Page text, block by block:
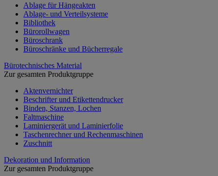
Ablage für Hängeakten
Ablage- und Verteilsysteme
Bibliothek
Bürorollwagen
Büroschrank
Büroschränke und Bücherregale
Bürotechnisches Material
Zur gesamten Produktgruppe
Aktenvernichter
Beschrifter und Etikettendrucker
Binden, Stanzen, Lochen
Faltmaschine
Laminiergerät und Laminierfolie
Taschenrechner und Rechenmaschinen
Zuschnitt
Dekoration und Information
Zur gesamten Produktgruppe